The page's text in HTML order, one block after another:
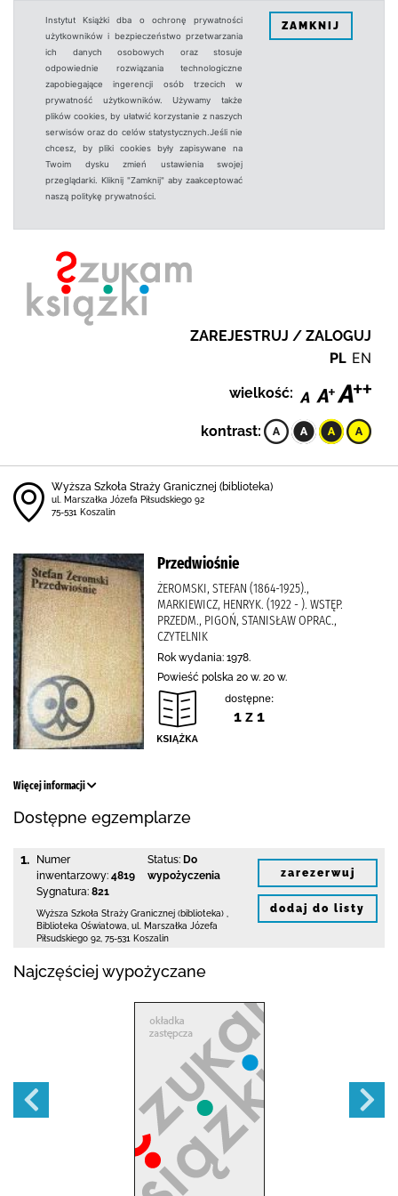
Instytut Książki dba o ochronę prywatności
użytkowników i bezpieczeństwo przetwarzania
ich danych osobowych oraz stosuje
odpowiednie rozwiązania technologiczne
zapobiegające ingerencji osób trzecich w
prywatność użytkowników. Używamy także
plików cookies, by ułatwić korzystanie z naszych
serwisów oraz do celów statystycznych.Jeśli nie
chcesz, by pliki cookies były zapisywane na
Twoim dysku zmień ustawienia swojej
przeglądarki. Kliknij "Zamknij" aby zaakceptować
naszą politykę prywatności.
ZAMKNIJ
ZAREJESTRUJ / ZALOGUJ
PL EN
wielkość:
kontrast:
Wyższa Szkoła Straży Granicznej (biblioteka)
ul. Marszałka Józefa Piłsudskiego 92
75-531 Koszalin
Przedwiośnie
ŻEROMSKI, STEFAN (1864-1925).,
MARKIEWICZ, HENRYK. (1922 - ). WSTĘP.
PRZEDM., PIGOŃ, STANISŁAW OPRAC.,
CZYTELNIK
Rok wydania: 1978.
Powieść polska 20 w. 20 w.
dostępne:
1 z 1
Więcej informacji
Dostępne egzemplarze
1.
Numer
inwentarzowy: 4819
Sygnatura: 821
Status: Do
wypożyczenia
Wyższa Szkoła Straży Granicznej (biblioteka)
Biblioteka Oświatowa, ul. Marszałka Józefa
Piłsudskiego 92 75-531 Koszalin
zarezerwuj
dodaj do listy
Najczęściej wypożyczane